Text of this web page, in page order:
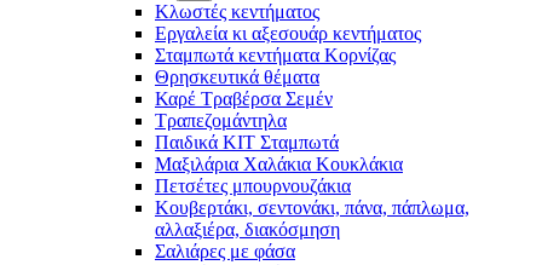
Κλωστές κεντήματος
Eργαλεία κι αξεσουάρ κεντήματος
Σταμπωτά κεντήματα Κορνίζας
Θρησκευτικά θέματα
Καρέ Τραβέρσα Σεμέν
Τραπεζομάντηλα
Παιδικά KIT Σταμπωτά
Μαξιλάρια Χαλάκια Κουκλάκια
Πετσέτες μπουρνουζάκια
Κουβερτάκι, σεντονάκι, πάνα, πάπλωμα,
αλλαξιέρα, διακόσμηση
Σαλιάρες με φάσα